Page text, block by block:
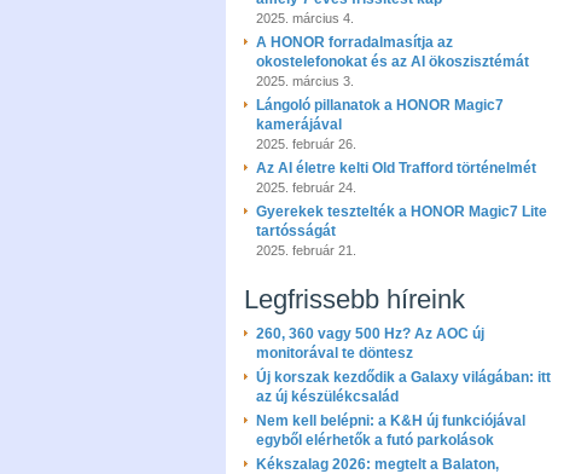
2025. március 4.
A HONOR forradalmasítja az
okostelefonokat és az AI ökoszisztémát
2025. március 3.
Lángoló pillanatok a HONOR Magic7
kamerájával
2025. február 26.
Az AI életre kelti Old Trafford történelmét
2025. február 24.
Gyerekek tesztelték a HONOR Magic7 Lite
tartósságát
2025. február 21.
Legfrissebb híreink
260, 360 vagy 500 Hz? Az AOC új
monitorával te döntesz
Új korszak kezdődik a Galaxy világában: itt
az új készülékcsalád
Nem kell belépni: a K&H új funkciójával
egyből elérhetők a futó parkolások
Kékszalag 2026: megtelt a Balaton,